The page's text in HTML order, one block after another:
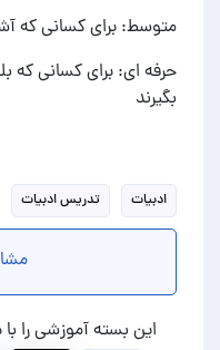
متوسط: برای کسانی که
حرفه ای: برای کسانی که
بگیرند
ادبیات تدریس ادبیات
این بسته آموزشی را